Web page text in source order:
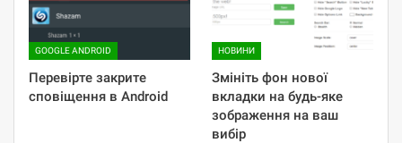
GOOGLE ANDROID
Перевірте закрите
сповіщення в Android
НОВИНИ
Змініть фон нової
вкладки на будь-яке
зображення на ваш
вибір